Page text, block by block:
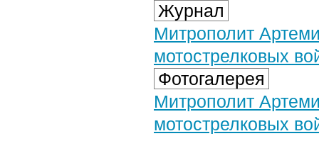
Журнал
Митрополит
мотострелковых
Фотогалерея
Митрополит
мотострелковых